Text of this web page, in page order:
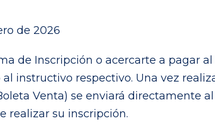
de 2026
de Inscripción o acercarte a pagar al
al instructivo respectivo. Una vez
Venta) se enviará directamente
realizar su inscripción.